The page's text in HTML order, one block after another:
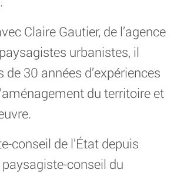
Claire Gautier, de l’agence
urbanistes, il
de 30 années d’expériences
du territoire et
conseil de l’État depuis
conseil du